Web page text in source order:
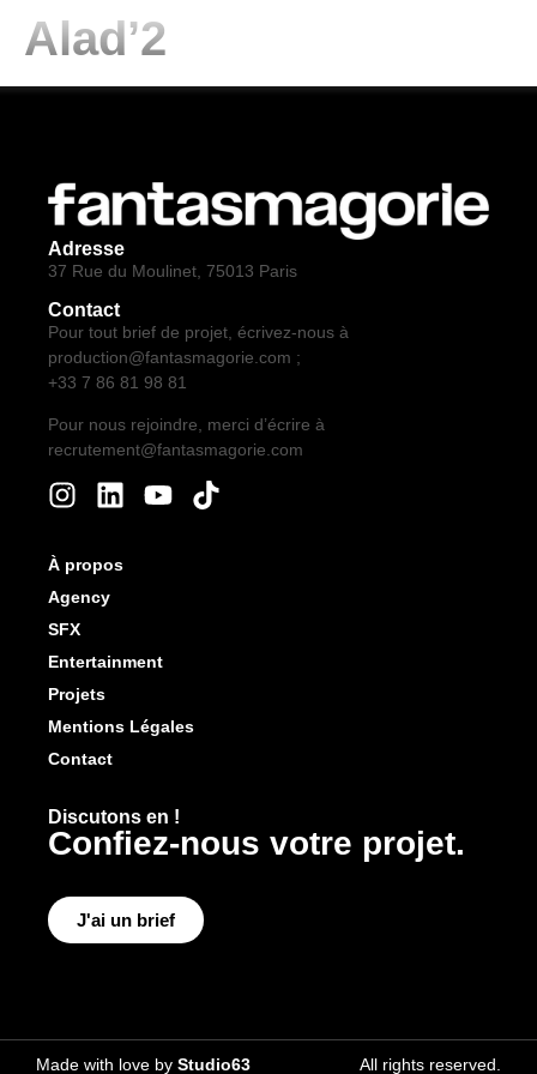
Alad’2
Adresse
37 Rue du Moulinet, 75013 Paris
Contact
Pour tout brief de projet, écrivez-nous à
production@fantasmagorie.com ;
+33 7 86 81 98 81
Pour nous rejoindre, merci d’écrire à
recrutement@fantasmagorie.com
À propos
Agency
SFX
Entertainment
Projets
Mentions Légales
Contact
Discutons en !
Confiez-nous votre projet.
J'ai un brief
Made with love by Studio63 All rights reserved.